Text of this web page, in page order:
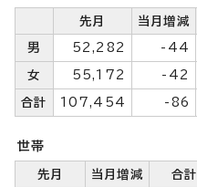
先月 当月増減
男 52,282 -44
女 55,172 -42
合計 107,454 -86
世帯
先月 当月増減 合計